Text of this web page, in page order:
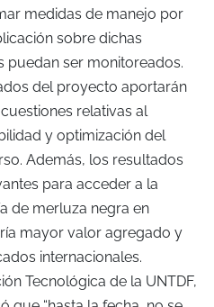
medidas de manejo por
sobre dichas
puedan ser monitoreados.
del proyecto aportarán
relativas al
y optimización del
Además, los resultados
para acceder a la
de merluza negra en
mayor valor agregado y
internacionales.
Tecnológica de la UNTDF,